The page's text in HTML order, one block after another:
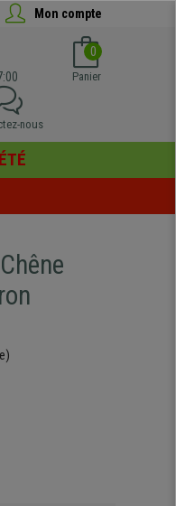
Mon compte
0
Panier
nous